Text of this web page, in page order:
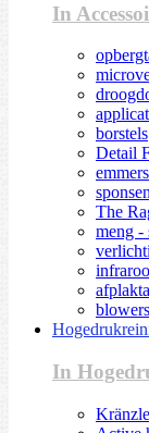
In
borstels
Detail
The
meng -
blowers
In